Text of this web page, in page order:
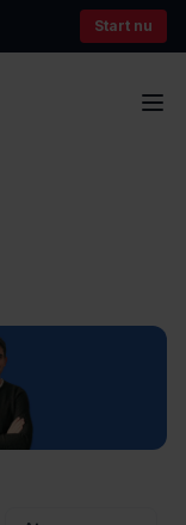
Start nu